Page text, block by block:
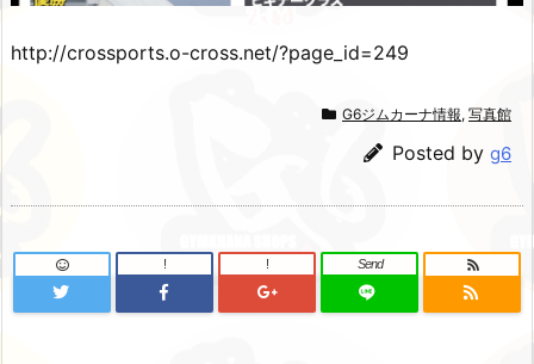
http://crossports.o-cross.net/?page_id=249
G6ジムカーナ情報, 写真館
Posted by g6
! ! Send